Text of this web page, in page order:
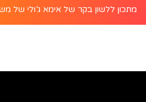
מתכון ללשון בקר של אימא ג’ולי של